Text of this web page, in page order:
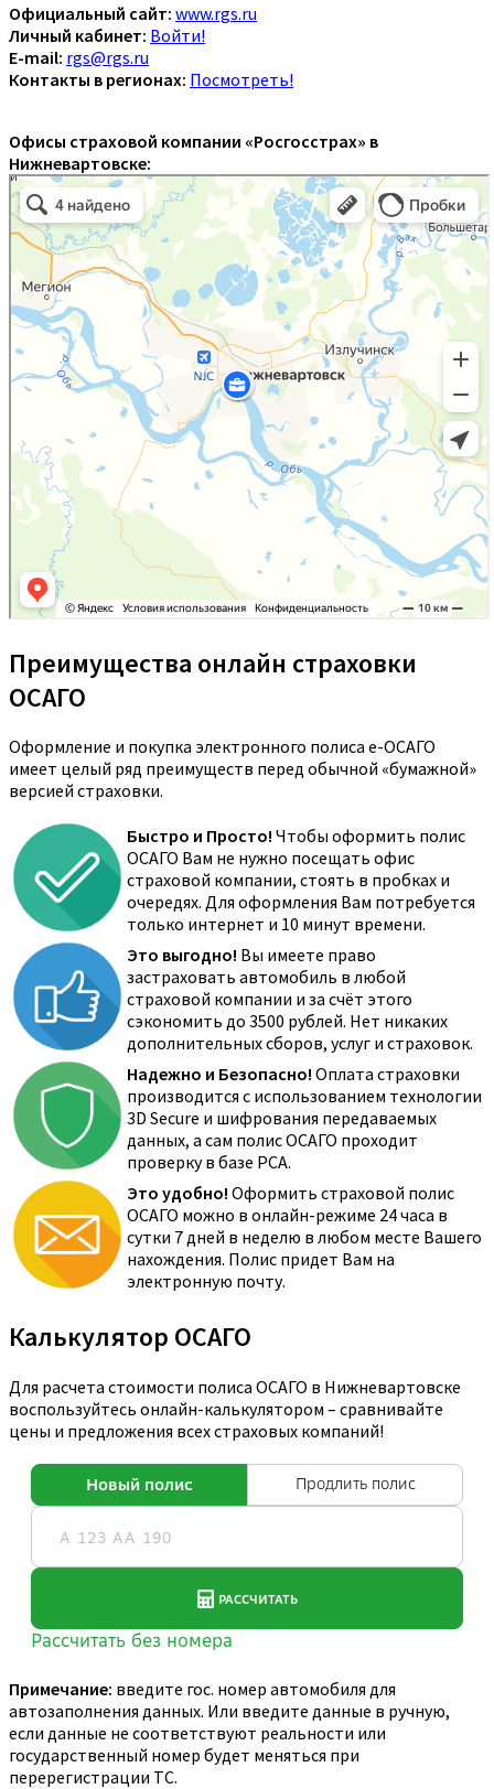
Официальный сайт: www.rgs.ru
Личный кабинет: Войти!
E-mail: rgs@rgs.ru
Контакты в регионах: Посмотреть!
Офисы страховой компании «Росгосстрах» в
Нижневартовске:
Преимущества онлайн страховки
ОСАГО
Оформление и покупка электронного полиса е-ОСАГО
имеет целый ряд преимуществ перед обычной «бумажной»
версией страховки.
Быстро и Просто! Чтобы оформить полис
ОСАГО Вам не нужно посещать офис
страховой компании, стоять в пробках и
очередях. Для оформления Вам потребуется
только интернет и 10 минут времени.
Это выгодно! Вы имеете право
застраховать автомобиль в любой
страховой компании и за счёт этого
сэкономить до 3500 рублей. Нет никаких
дополнительных сборов, услуг и страховок.
Надежно и Безопасно! Оплата страховки
производится с использованием технологии
3D Secure и шифрования передаваемых
данных, а сам полис ОСАГО проходит
проверку в базе РСА.
Это удобно! Оформить страховой полис
ОСАГО можно в онлайн-режиме 24 часа в
сутки 7 дней в неделю в любом месте Вашего
нахождения. Полис придет Вам на
электронную почту.
Калькулятор ОСАГО
Для расчета стоимости полиса ОСАГО в Нижневартовске
воспользуйтесь онлайн-калькулятором – сравнивайте
цены и предложения всех страховых компаний!
Примечание: введите гос. номер автомобиля для
автозаполнения данных. Или введите данные в ручную,
если данные не соответствуют реальности или
государственный номер будет меняться при
перерегистрации ТС.